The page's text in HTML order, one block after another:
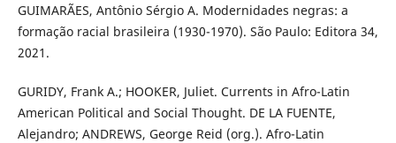
GUIMARÃES, Antônio Sérgio A. Modernidades negras: a
formação racial brasileira (1930-1970). São Paulo: Editora 34,
2021.
GURIDY, Frank A.; HOOKER, Juliet. Currents in Afro-Latin
American Political and Social Thought. DE LA FUENTE,
Alejandro; ANDREWS, George Reid (org.). Afro-Latin